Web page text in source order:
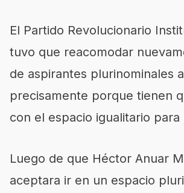
El Partido Revolucionario
tuvo que reacomodar
de aspirantes plurinominales
precisamente porque tienen
con el espacio igualitario para
Luego de que Héctor Anuar
aceptara ir en un espacio